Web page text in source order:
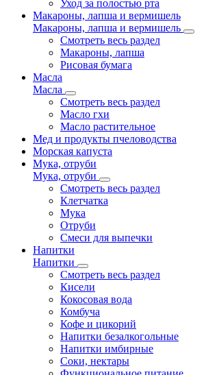
Уход за полостью рта
Макароны, лапша и вермишель
Макароны, лапша и вермишель
Смотреть весь раздел
Макароны, лапша
Рисовая бумага
Масла
Масла
Смотреть весь раздел
Масло гхи
Масло растительное
Мед и продукты пчеловодства
Морская капуста
Мука, отруби
Мука, отруби
Смотреть весь раздел
Клетчатка
Мука
Отруби
Смеси для выпечки
Напитки
Напитки
Смотреть весь раздел
Кисели
Кокосовая вода
Комбуча
Кофе и цикорий
Напитки безалкогольные
Напитки имбирные
Соки, нектары